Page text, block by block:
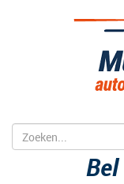
Bel